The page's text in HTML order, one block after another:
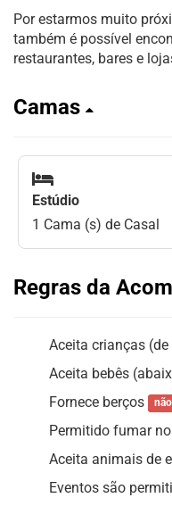
Por estarmos muito
também é possível
restaurantes, bares e
Camas
Estúdio
1 Cama (s) de Casal
Regras da
Aceita crianças
Aceita bebês
Fornece berços não
Permitido fumar
Aceita animais de
Eventos são